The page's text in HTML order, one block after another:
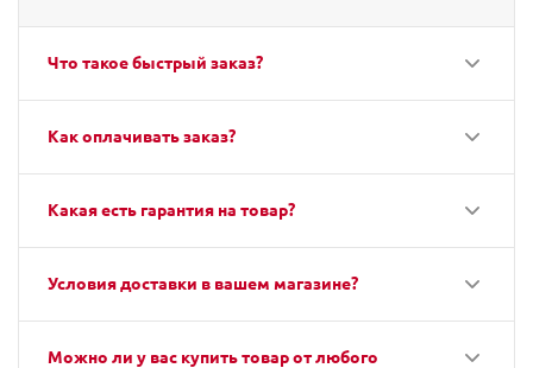
Что такое быстрый заказ?
Как оплачивать заказ?
Какая есть гарантия на товар?
Условия доставки в вашем магазине?
Можно ли у вас купить товар от любого